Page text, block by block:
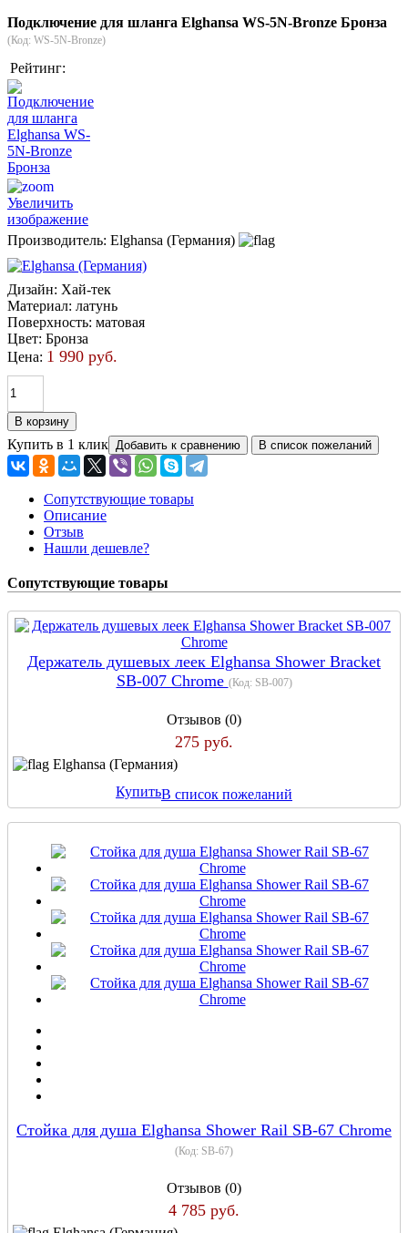
Подключение для шланга Elghansa WS-5N-Bronze Бронза
(Код: WS-5N-Bronze)
Рейтинг:
Увеличить
изображение
Производитель: Elghansa (Германия)
Дизайн: Хай-тек
Материал: латунь
Поверхность: матовая
Цвет: Бронза
Цена: 1 990 руб.
Купить в 1 клик
Сопутствующие товары
Описание
Отзыв
Нашли дешевле?
Сопутствующие товары
Держатель душевых леек Elghansa Shower Bracket
SB-007 Chrome (Код: SB-007)
Отзывов (0)
275 руб.
Elghansa (Германия)
КупитьВ список пожеланий
Стойка для душа Elghansa Shower Rail SB-67 Chrome
(Код: SB-67)
Отзывов (0)
4 785 руб.